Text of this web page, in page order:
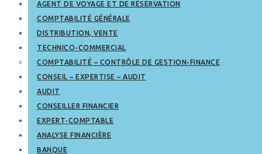
AGENT DE VOYAGE ET DE RÉSERVATION
COMPTABILITÉ GÉNÉRALE
DISTRIBUTION, VENTE
TECHNICO-COMMERCIAL
COMPTABILITÉ – CONTRÔLE DE GESTION-FINANCE
CONSEIL – EXPERTISE – AUDIT
AUDIT
CONSEILLER FINANCIER
EXPERT-COMPTABLE
ANALYSE FINANCIÈRE
BANQUE